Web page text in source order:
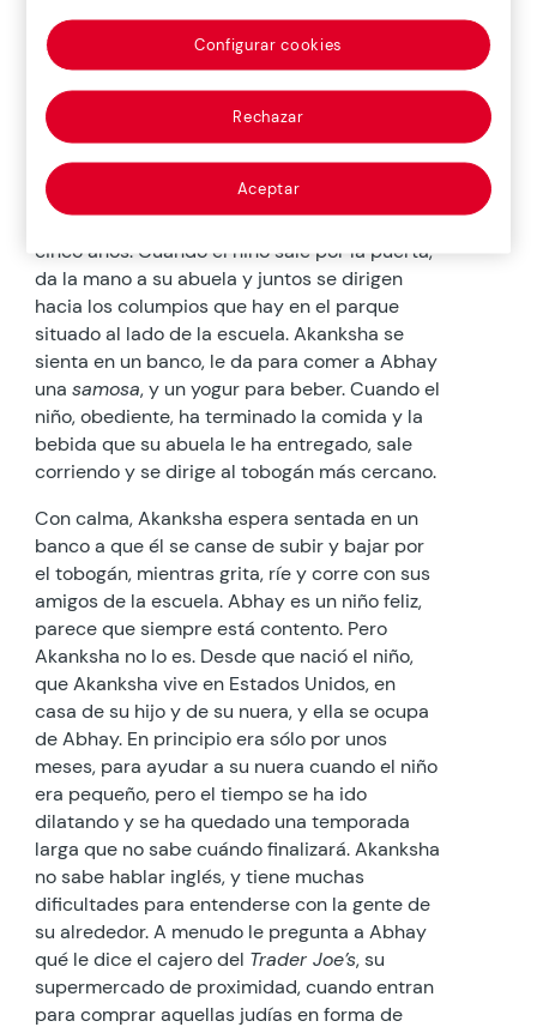
especias con las que Akanksha ha dado su
sabor indio particular a las
deliciosassamosasque ha preparado
durante la mañana.
A la hora en punto que su nuera le ha
indicado, ya está frente a la puerta de la
escuela, para recoger a Abhay, su nieto de
cinco años. Cuando el niño sale por la puerta,
da la mano a su abuela y juntos se dirigen
hacia los columpios que hay en el parque
situado al lado de la escuela. Akanksha se
sienta en un banco, le da para comer a Abhay
unasamosa, y un yogur para beber. Cuando el
niño, obediente, ha terminado la comida y la
bebida que su abuela le ha entregado, sale
corriendo y se dirige al tobogán más cercano.
Con calma, Akanksha espera sentada en un
banco a que él se canse de subir y bajar por
el tobogán, mientras grita, ríe y corre con sus
amigos de la escuela. Abhay es un niño feliz,
parece que siempre está contento. Pero
Akanksha no lo es. Desde que nació el niño,
que Akanksha vive en Estados Unidos, en
casa de su hijo y de su nuera, y ella se ocupa
de Abhay. En principio era sólo por unos
meses, para ayudar a su nuera cuando el niño
era pequeño, pero el tiempo se ha ido
dilatando y se ha quedado una temporada
larga que no sabe cuándo finalizará. Akanksha
no sabe hablar inglés, y tiene muchas
dificultades para entenderse con la gente de
su alrededor. A menudo le pregunta a Abhay
qué le dice el cajero del Trader Joe’s, su
supermercado de proximidad, cuando entran
para comprar aquellas judías en forma de
Rechazar
Aceptar
Configurar cookies